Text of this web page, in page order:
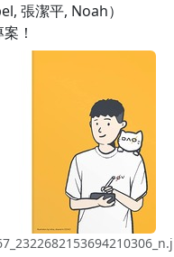
張潔平, Noah）
！